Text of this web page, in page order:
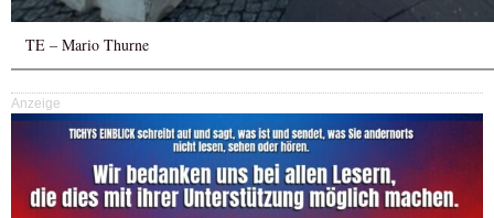
TE – Mario Thurne
Anzeige